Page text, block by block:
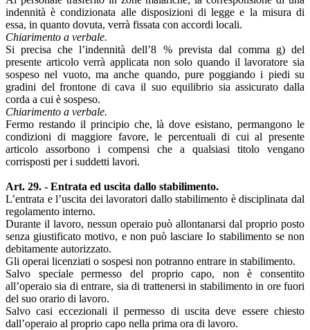
indennità è condizionata alle disposizioni di legge e la misura di
essa, in quanto dovuta, verrà fissata con accordi locali.
Chiarimento a verbale.
Si precisa che l’indennità dell’8 % prevista dal comma g) del
presente articolo verrà applicata non solo quando il lavoratore sia
sospeso nel vuoto, ma anche quando, pure poggiando i piedi su
gradini del frontone di cava il suo equilibrio sia assicurato dalla
corda a cui è sospeso.
Chiarimento a verbale.
Fermo restando il principio che, là dove esistano, permangono le
condizioni di maggiore favore, le percentuali di cui al presente
articolo assorbono i compensi che a qualsiasi titolo vengano
corrisposti per i suddetti lavori.
Art. 29. - Entrata ed uscita dallo stabilimento.
L’entrata e l’uscita dei lavoratori dallo stabilimento è disciplinata dal
regolamento interno.
Durante il lavoro, nessun operaio può allontanarsi dal proprio posto
senza giustificato motivo, e non può lasciare Io stabilimento se non
debitamente autorizzato.
Gli operai licenziati o sospesi non potranno entrare in stabilimento.
Salvo speciale permesso del proprio capo, non è consentito
all’operaio sia di entrare, sia di trattenersi in stabilimento in ore fuori
del suo orario di lavoro.
Salvo casi eccezionali il permesso di uscita deve essere chiesto
dall’operaio al proprio capo nella prima ora di lavoro.